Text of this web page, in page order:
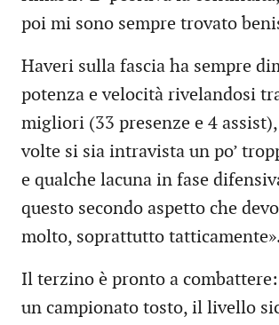
poi mi sono sempre trovato
Haveri sulla fascia ha sempre
potenza e velocità rivelandosi
migliori (33 presenze e 4
volte si sia intravista un po’
e qualche lacuna in fase
questo secondo aspetto che
molto, soprattutto
Il terzino è pronto a
un campionato tosto, il livello